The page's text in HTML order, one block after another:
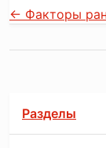
← Факторы
Разделы